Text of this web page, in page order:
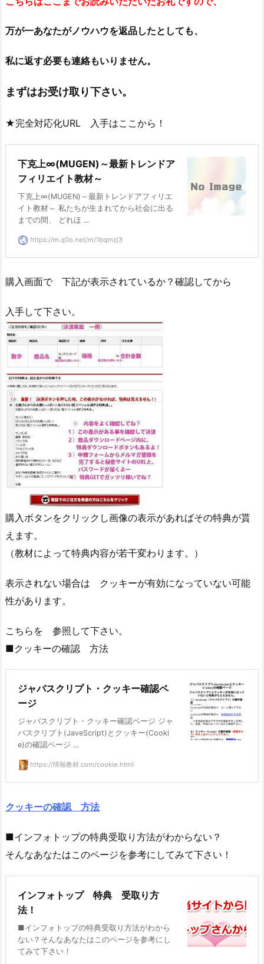
万が一あなたがノウハウを返品したとしても、
私に返す必要も連絡もいりません。
まずはお受け取り下さい。
★完全対応化URL 入手はここから！
下克上∞(MUGEN)～最新トレンドア
フィリエイト教材～
下克上∞(MUGEN)～最新トレンドアフィリエ
イト教材～ 私たちが生まれてから社会に出る
までの間、 どれほ ...
https://m.q0o.net/m/1bqmzj3
購入画面で 下記が表示されているか？確認してから
入手して下さい。
購入ボタンをクリックし画像の表示があればその特典が貰
えます。
（教材によって特典内容が若干変わります。）
表示されない場合は クッキーが有効になっていない可能
性があります。
こちらを 参照して下さい。
■クッキーの確認 方法
ジャバスクリプト・クッキー確認ペ
ージ
ジャバスクリプト・クッキー確認ページ ジャ
バスクリプト(JaveScript)とクッキー(Cooki
e)の確認ページ ...
https://情報教材.com/cookie.html
クッキーの確認 方法
■インフォトップの特典受取り方法がわからない？
そんなあなたはこのページを参考にしてみて下さい！
インフォトップ 特典 受取り方
法！
■インフォトップの特典受取り方法がわから
ない？そんなあなたはこのページを参考にし
てみて下さい！